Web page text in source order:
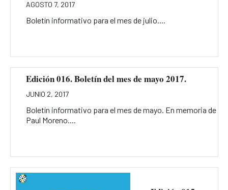
AGOSTO 7, 2017
Boletín informativo para el mes de julio....
Edición 016. Boletín del mes de mayo 2017.
JUNIO 2, 2017
Boletín informativo para el mes de mayo. En memoria de
Paul Moreno....